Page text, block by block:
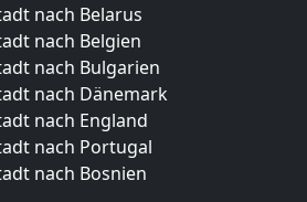
nach Belarus
nach Belgien
nach Bulgarien
nach Dänemark
nach England
nach Portugal
nach Bosnien